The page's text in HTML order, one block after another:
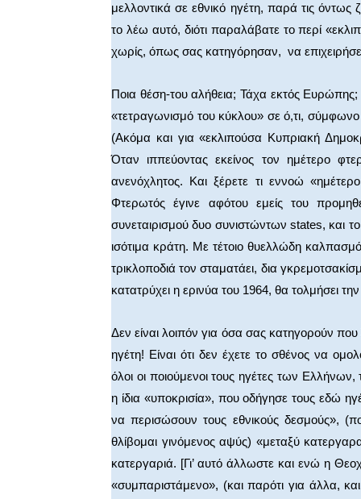
μελλοντικά σε εθνικό ηγέτη, παρά τις
το λέω αυτό, διότι παραλάβατε το περί
χωρίς, όπως σας κατηγόρησαν, να
Ποια θέση-του αλήθεια; Τάχα εκτός
«τετραγωνισμό του κύκλου» σε ό,τι,
(Ακόμα και για «εκλιπούσα Κυπριακή
Όταν ιππεύοντας εκείνος τον ημέτερο
ανενόχλητος. Και ξέρετε τι εννοώ
Φτερωτός έγινε αφότου εμείς του
συνεταιρισμού δυο συνιστώντων states, και
ισότιμα κράτη. Με τέτοιο θυελλώδη
τρικλοποδιά τον σταματάει, δια
κατατρύχει η ερινύα του 1964, θα τολμήσει
Δεν είναι λοιπόν για όσα σας κατηγορούν
ηγέτη! Είναι ότι δεν έχετε το σθένος να
όλοι οι ποιούμενοι τους ηγέτες των
η ίδια «υποκρισία», που οδήγησε τους εδώ
να περισώσουν τους εθνικούς δεσμούς»,
θλίβομαι γινόμενος αψύς) «μεταξύ
κατεργαριά. [Γι’ αυτό άλλωστε και ενώ η
«συμπαριστάμενο», (και παρότι για άλλα,